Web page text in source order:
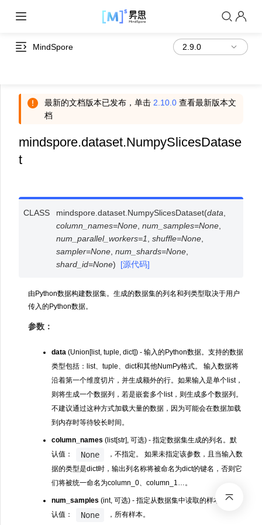
MindSpore
最新的文档版本已发布，单击 2.10.0 查看最新版本文
档
mindspore.dataset.NumpySlicesDatase
t
CLASS mindspore.dataset. NumpySlicesDataset(data
column_names=None ,num_samples=None
num_parallel_workers=1 ,shuffle=None
sampler=None ,num_shards=None
shard_id=None) [源代码]
由Python数据构建数据集。生成的数据集的列名和列类型取决于用户
传入的Python数据。
参数：
data (Union[list, tuple, dict]) - 输入的Python数据。支持的数据
类型包括：list、tuple、dict和其他NumPy格式。 输入数据将
沿着第一个维度切片，并生成额外的行。如果输入是单个list，
则将生成一个数据列，若是嵌套多个list，则生成多个数据列。
不建议通过这种方式加载大量的数据，因为可能会在数据加载
到内存时等待较长时间。
column_names (list[str], 可选) - 指定数据集生成的列名。默
认值：
None
，不指定。 如果未指定该参数，且当输入数
据的类型是dict时，输出列名称将被命名为dict的键名，否则它
们将被统一命名为column_0、column_1…。
num_samples (int, 可选) - 指定从数据集中读取的样本数。默
认值：
None ，所有样本。